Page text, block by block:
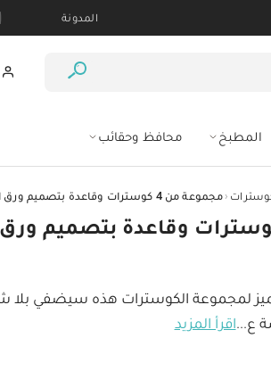
المدونة
المطبخ محافظ وحقائب
‹ مجموعة من 4 كوسترات وقاعدة بتصميم ورق الشجر
لمجموعة الكوسترات هذه سيضفي
ع...اقرأ المزيد